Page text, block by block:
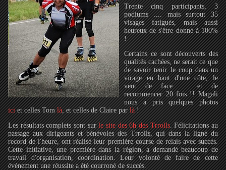
Trente cinq participants, 3
podiums .... mais surtout 35
visages fatigués, mais aussi
heureux de s'être donné à 100%
!
Certains ce sont découverts des
qualités cachées, ne serait ce que
de savoir tenir le coup dans un
virage en haut d'une côte, le
vent de face ... et de
recommencer 20 fois !! Magali
nous a pris quelques photos
iciet celles Tomlà, et celles de Claire parlà!
Les résultats complets sont surle site des 6h des Trrolls. Félicitations au
passage aux dirigeants et bénévoles des Trrolls, qui dans la ligné du
record de l'heure, ont réalisé leur première course de relais avec succès.
Cette initiative, une première dans la région, a demandé beaucoup de
travail d'organisation, coordination. Leur volonté de faire de cette
événement une réussite a été courroné de succès.